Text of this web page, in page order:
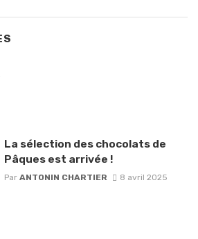
La sélection des chocolats de
Pâques est arrivée !
Par ANTONIN CHARTIER 8 avril 2025